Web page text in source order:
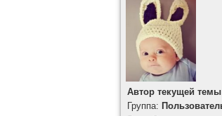
Автор текущей темы
Группа: